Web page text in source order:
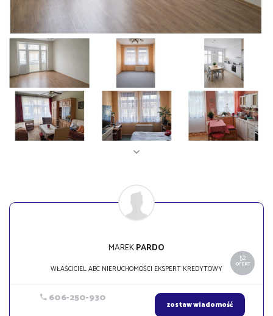
52
OFERT
MAREKPARDO
WŁAŚCICIEL ABC NIERUCHOMOŚCI EKSPERT KREDYTOWY
606-250-930 zostaw wiadomość